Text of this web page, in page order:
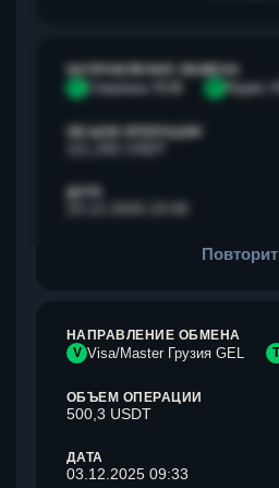
НАПРАВЛЕНИЕ ОБМЕНА
Сбербанк RUB Ripple
ОБЪЕМ ОПЕРАЦИИ
ДАТА
НАПРАВЛЕНИЕ ОБМЕНА
V Visa/Master Грузия GEL T
ОБЪЕМ ОПЕРАЦИИ
500,3 USDT
ДАТА
03.12.2025 09:33